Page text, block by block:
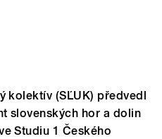
kolektív (SĽUK) předvedl
slovenských hor a dolin
Studiu 1 Českého